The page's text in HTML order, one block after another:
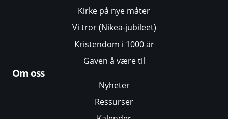
Kirke på nye måter
Vi tror (Nikea-jubileet)
Kristendom i 1000 år
Gaven å være til
Om oss
Nyheter
Ressurser